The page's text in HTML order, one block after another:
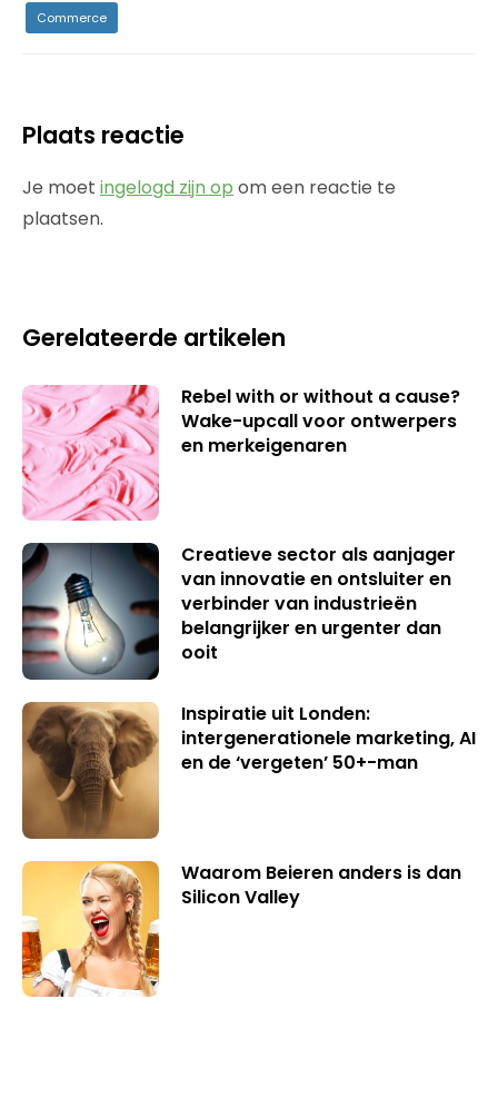
Commerce
Plaats reactie
Je moet ingelogd zijn op om een reactie te
plaatsen.
Gerelateerde artikelen
Rebel with or without a cause?
Wake-upcall voor ontwerpers
en merkeigenaren
Creatieve sector als aanjager
van innovatie en ontsluiter en
verbinder van industrieën
belangrijker en urgenter dan
ooit
Inspiratie uit Londen:
intergenerationele marketing, AI
en de ‘vergeten’ 50+-man
Waarom Beieren anders is dan
Silicon Valley